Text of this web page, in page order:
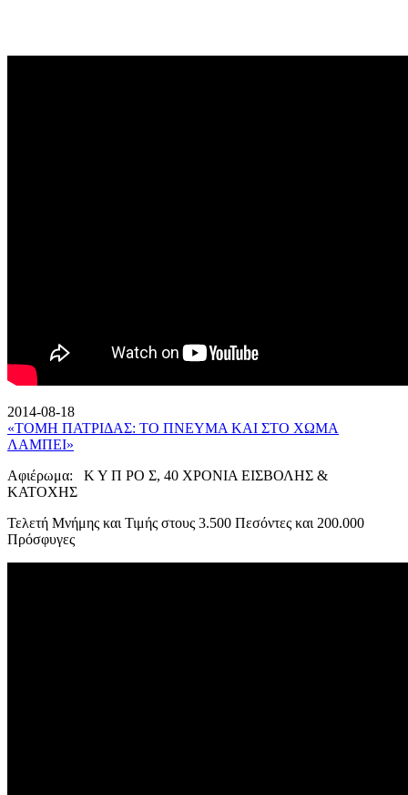
2014-08-18
«ΤΟΜΗ ΠΑΤΡΙΔΑΣ: ΤΟ ΠΝΕΥΜΑ ΚΑΙ ΣΤΟ ΧΩΜΑ
ΛΑΜΠΕΙ»
Αφιέρωμα: Κ Υ Π ΡΟ Σ, 40 ΧΡΟΝΙΑ ΕΙΣΒΟΛΗΣ &
ΚΑΤΟΧΗΣ
Τελετή Μνήμης και Τιμής στους 3.500 Πεσόντες και 200.000
Πρόσφυγες